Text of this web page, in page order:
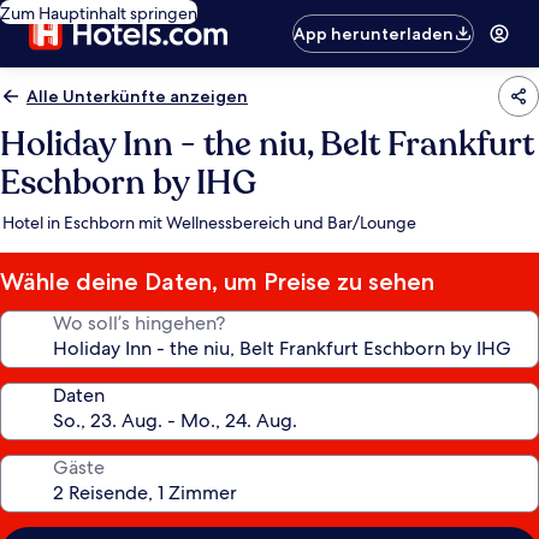
Zum Hauptinhalt springen
App herunterladen
Alle Unterkünfte anzeigen
Holiday Inn - the niu, Belt Frankfurt
Eschborn by IHG
Hotel in Eschborn mit Wellnessbereich und Bar/Lounge
Wähle deine Daten, um Preise zu sehen
Wo soll’s hingehen?
Daten
Gäste